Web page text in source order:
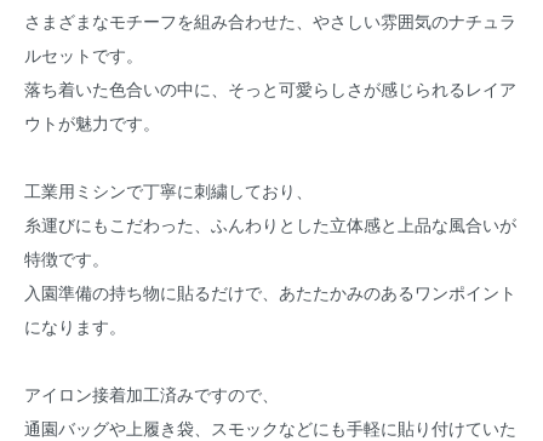
さまざまなモチーフを組み合わせた、やさしい雰囲気のナチュラ
ルセットです。
落ち着いた色合いの中に、そっと可愛らしさが感じられるレイア
ウトが魅力です。
工業用ミシンで丁寧に刺繍しており、
糸運びにもこだわった、ふんわりとした立体感と上品な風合いが
特徴です。
入園準備の持ち物に貼るだけで、あたたかみのあるワンポイント
になります。
アイロン接着加工済みですので、
通園バッグや上履き袋、スモックなどにも手軽に貼り付けていた